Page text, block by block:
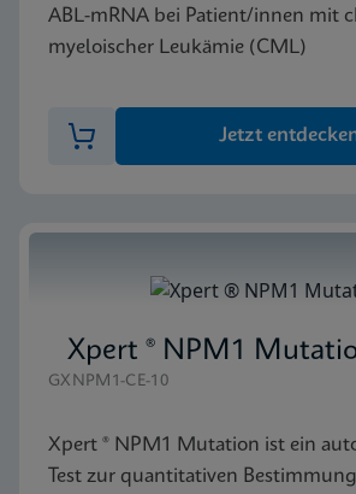
ABL-mRNA bei Patient/innen mit
myeloischer Leukämie (CML)
Jetzt
Xpert ® NPM1
GXNPM1-CE-10
Xpert ® NPM1 Mutation ist ein
Test zur quantitativen